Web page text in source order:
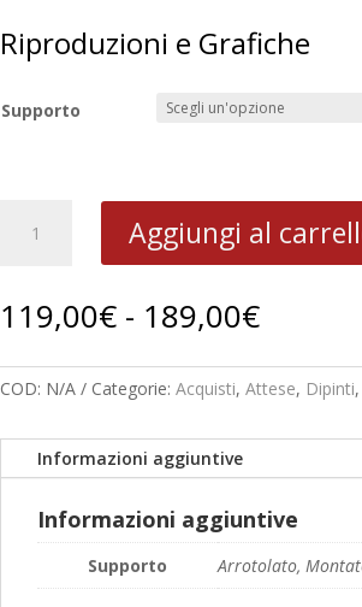
Riproduzioni e Grafiche
Supporto
Attesa
N.
93
Aggiungi al
119,00€ - 189,00€Fascia
di
prezzo:
da
a
COD: N/A Categorie: Acquisti, Attese, Dipinti,
Informazioni aggiuntive
Informazioni aggiuntive
Supporto Arrotolato,